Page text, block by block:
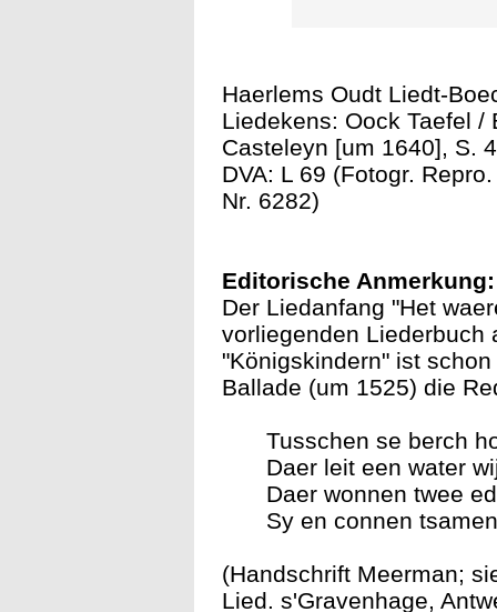
Haerlems Oudt Liedt-
Liedekens: Oock Taefel
Casteleyn [um 1640], S.
DVA: L 69 (Fotogr.
Nr. 6282)
Editorische Anmerkung:
Der Liedanfang "Het
vorliegenden Liederbuch
"Königskindern" ist
Ballade (um 1525) die
Tusschen se berch
Daer leit een water
Daer wonnen twee
Sy en connen
(Handschrift Meerman;
Lied. s'Gravenhage,